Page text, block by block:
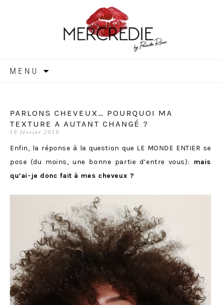
MERCREDIE
MENU
PARLONS CHEVEUX… POURQUOI MA
TEXTURE A AUTANT CHANGÉ ?
19 février 2019
Enfin, la réponse à la question que LE MONDE ENTIER se
pose (du moins, une bonne partie d’entre vous): mais
qu’ai-je donc fait à mes cheveux ?